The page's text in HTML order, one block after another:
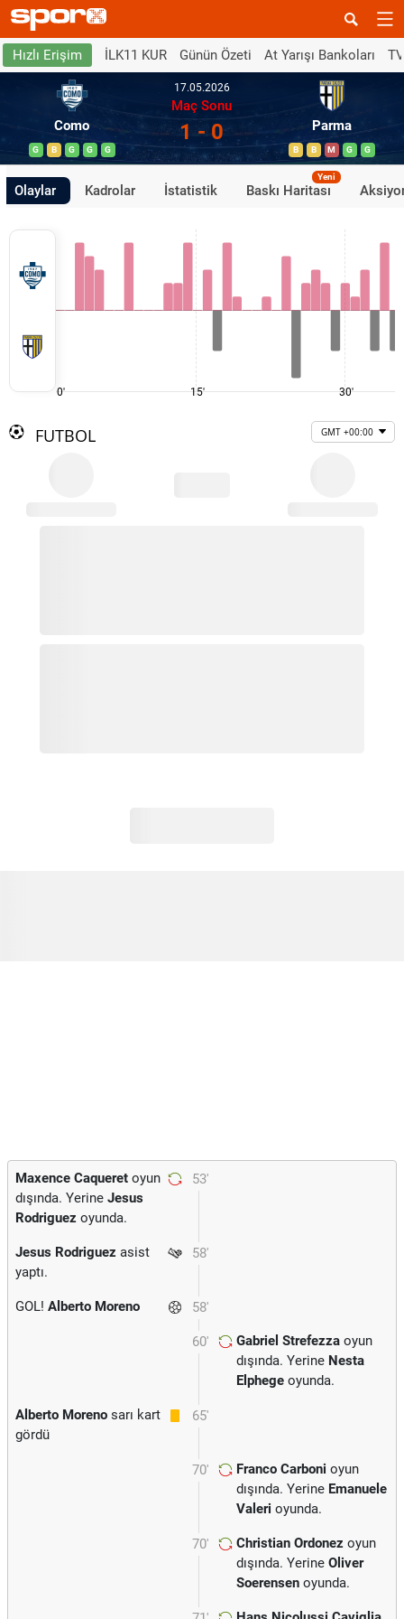
Hızlı Erişim İLK11 KUR Günün Özeti At Yarışı Bankoları
Como
G B G G G
17.05.2026
Maç Sonu
1 - 0 Parma
B B M G G
Olaylar Kadrolar İstatistik Baskı Haritası
Yeni
0' 15' 30'
FUTBOL GMT +00:00
53'
Maxence Caqueret oyun
dışında. Yerine Jesus
Rodriguez oyunda.
58'
Jesus Rodriguez asist
yaptı.
58'
GOL! Alberto Moreno
60' Gabriel Strefezza oyun
dışında. Yerine Nesta
Elphege oyunda.
65'
Alberto Moreno sarı kart
gördü
70' Franco Carboni oyun
dışında. Yerine Emanuele
Valeri oyunda.
70' Christian Ordonez oyun
dışında. Yerine Oliver
Soerensen oyunda.